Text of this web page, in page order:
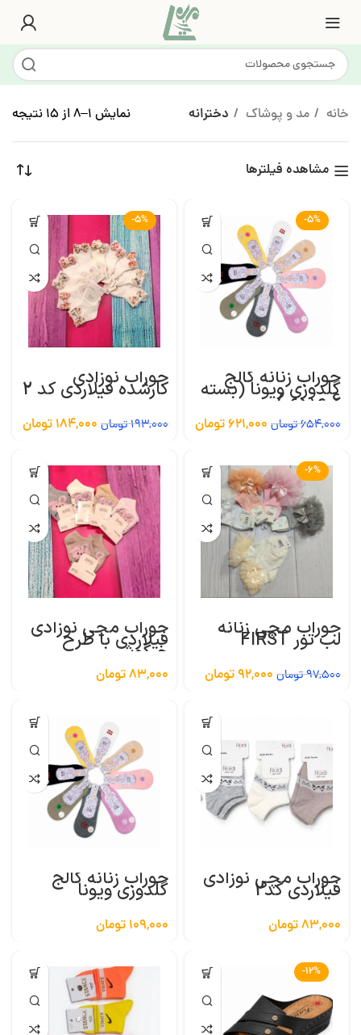
خانه مد و پوشاک دخترانه نمایش 1–8 از 15 نتیجه
مشاهده فیلترها
-5%
جوراب زنانه کالج
گلدوزی ویونا (بسته
6 عددی)
654,000تومان 621,000تومان
-5%
جوراب نوزادی
کارشده فیلاردی کد 2
193,000تومان 184,000 تومان
-6%
جوراب مچی زنانه
لب تور FIRST
97,500تومان 92,000تومان
جوراب مچی نوزادی
فیلاردی با طرح
خرگوش
83,000تومان
جوراب مچی نوزادی
فیلاردی کد2
83,000تومان
جوراب زنانه کالج
گلدوزی ویونا
109,000 تومان
-12%